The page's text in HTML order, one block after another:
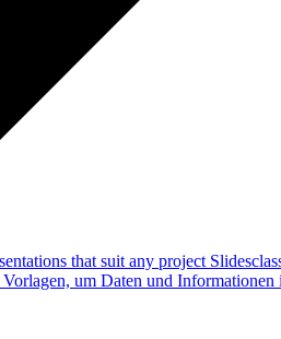
that suit any project
Vorlagen, um Daten und